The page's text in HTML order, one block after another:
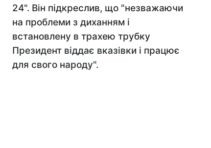
24". Він підкреслив, що "незважаючи
на проблеми з диханням і
встановлену в трахею трубку
Президент віддає вказівки і працює
для свого народу".